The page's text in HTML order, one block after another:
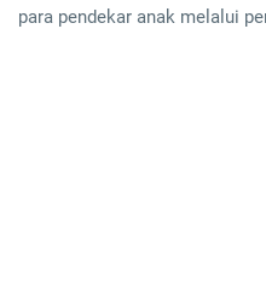
para pendekar anak melalui